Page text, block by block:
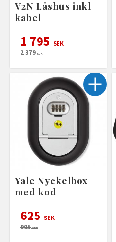
V2N Låshus inkl
kabel
1 795 SEK
2 379SEK
Yale Nyckelbox
med kod
625 SEK
905SEK